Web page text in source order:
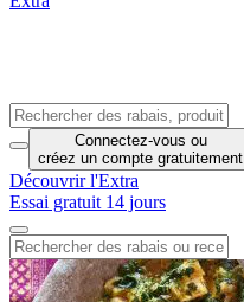
Connectez-vous ou
créez un compte gratuitement
Découvrir l'Extra
Essai gratuit 14 jours